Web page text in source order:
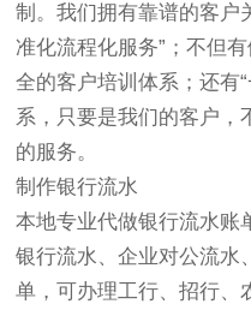
制。我们拥有靠谱的客户
准化流程化服务”；不但
全的客户培训体系；还有
系，只要是我们的客户，
的服务。
制作银行流水
本地专业代做银行流水账
银行流水、企业对公流水
单，可办理工行、招行、